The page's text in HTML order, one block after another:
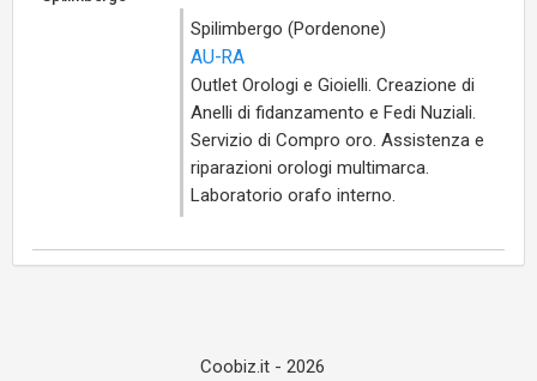
Spilimbergo (Pordenone)
AU-RA
Outlet Orologi e Gioielli. Creazione di
Anelli di fidanzamento e Fedi Nuziali.
Servizio di Compro oro. Assistenza e
riparazioni orologi multimarca.
Laboratorio orafo interno.
Coobiz.it - 2026